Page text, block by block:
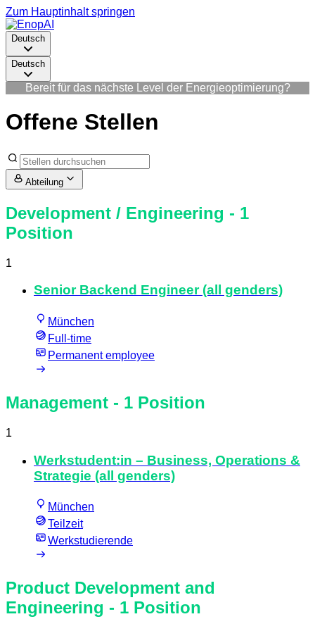
Zum Hauptinhalt springen
Deutsch
Deutsch
Bereit für das nächste Level der Energieoptimierung?
Offene Stellen
Abteilung
Development / Engineering - 1
Position
1
Senior Backend Engineer (all genders)
München
Full-time
Permanent employee
Management - 1 Position
1
Werkstudent:in – Business, Operations &
Strategie (all genders)
München
Teilzeit
Werkstudierende
Product Development and
Engineering - 1 Position